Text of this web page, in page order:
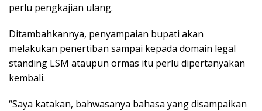
perlu pengkajian ulang.
Ditambahkannya, penyampaian bupati akan
melakukan penertiban sampai kepada domain legal
standing LSM ataupun ormas itu perlu dipertanyakan
kembali.
“Saya katakan, bahwasanya bahasa yang disampaikan